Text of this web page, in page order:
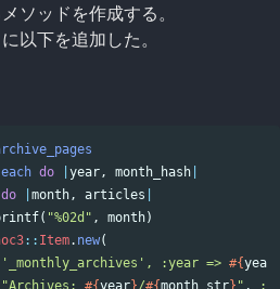
ソッドを作成する。
に以下を追加した。
each do year, month_hash
do month, articles
( "%02d" , month)
:: Item. new(
:year => #{year